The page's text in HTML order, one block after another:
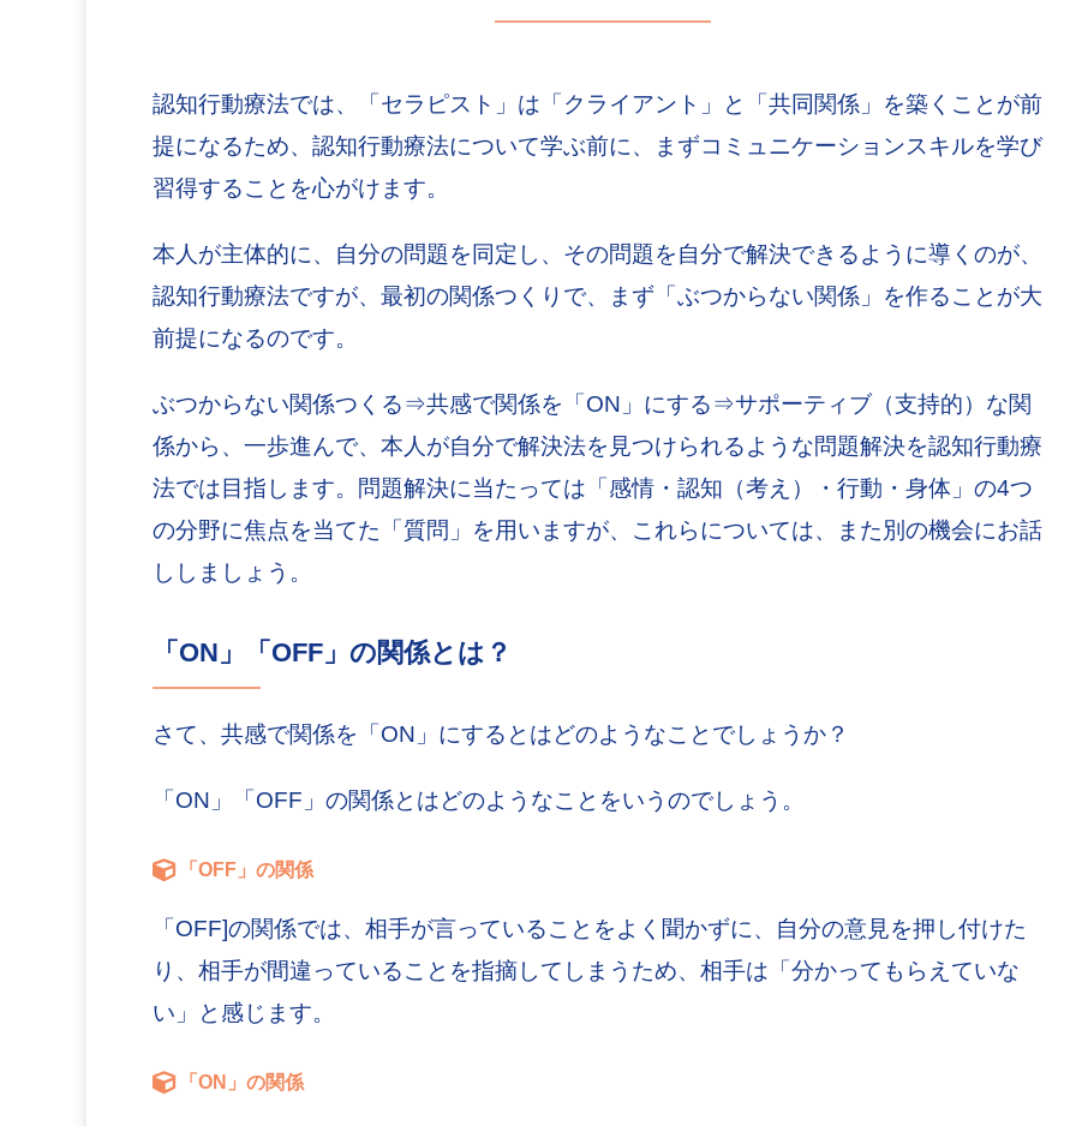
認知行動療法では、「セラピスト」は「クライアント」と「共同関係」を築くことが前
提になるため、認知行動療法について学ぶ前に、まずコミュニケーションスキルを学び
習得することを心がけます。
本人が主体的に、自分の問題を同定し、その問題を自分で解決できるように導くのが、
認知行動療法ですが、最初の関係つくりで、まず「ぶつからない関係」を作ることが大
前提になるのです。
ぶつからない関係つくる⇒共感で関係を「ON」にする⇒サポーティブ（支持的）な関
係から、一歩進んで、本人が自分で解決法を見つけられるような問題解決を認知行動療
法では目指します。問題解決に当たっては「感情・認知（考え）・行動・身体」の4つ
の分野に焦点を当てた「質問」を用いますが、これらについては、また別の機会にお話
ししましょう。
「ON」「OFF」の関係とは？
さて、共感で関係を「ON」にするとはどのようなことでしょうか？
「ON」「OFF」の関係とはどのようなことをいうのでしょう。
「OFF」の関係
「OFF]の関係では、相手が言っていることをよく聞かずに、自分の意見を押し付けた
り、相手が間違っていることを指摘してしまうため、相手は「分かってもらえていな
い」と感じます。
「ON」の関係